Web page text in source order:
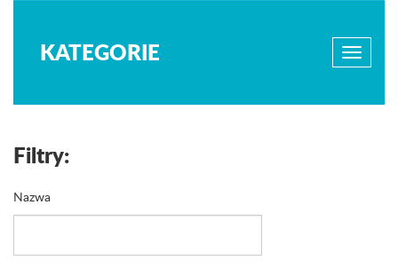
KATEGORIE
Filtry:
Nazwa